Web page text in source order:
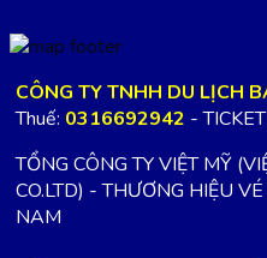
CÔNG TY TNHH DU LỊCH
Thuế: 0316692942 -
TỔNG CÔNG TY VIỆT MỸ
CO.LTD) - THƯƠNG HIỆU
NAM